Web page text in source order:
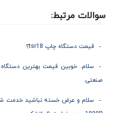
سوالات مرتبط:
قیمت دستگاه چاپ tsr18؟
سلام. خوبین قیمت بهترین
صنعتی.